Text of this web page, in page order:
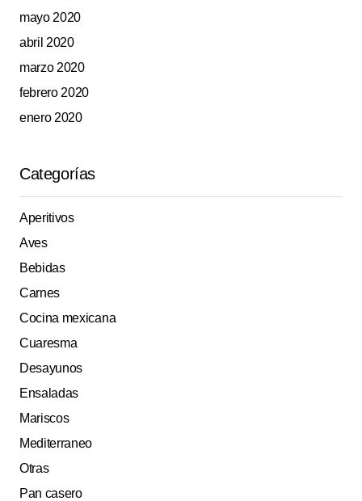
mayo 2020
abril 2020
marzo 2020
febrero 2020
enero 2020
Categorías
Aperitivos
Aves
Bebidas
Carnes
Cocina mexicana
Cuaresma
Desayunos
Ensaladas
Mariscos
Mediterraneo
Otras
Pan casero